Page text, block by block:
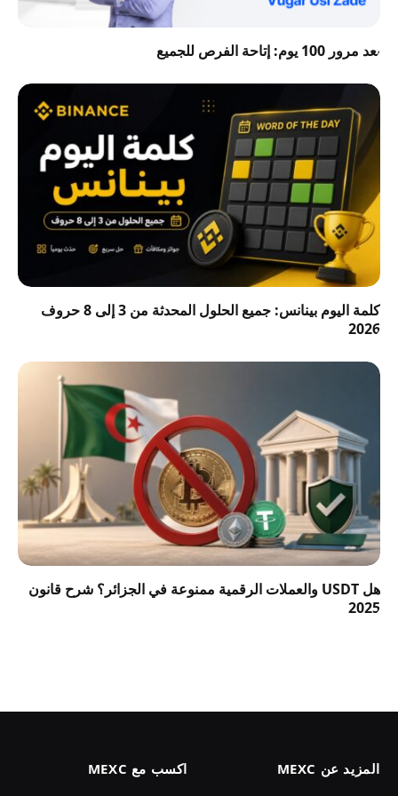
بعد مرور 100 يوم: إتاحة الفرص للجميع
كلمة اليوم بينانس: جميع الحلول المحدثة من 3 إلى 8 حروف
2026
هل USDT والعملات الرقمية ممنوعة في الجزائر؟ شرح قانون
2025
المزيد عن MEXC اكسب مع MEXC